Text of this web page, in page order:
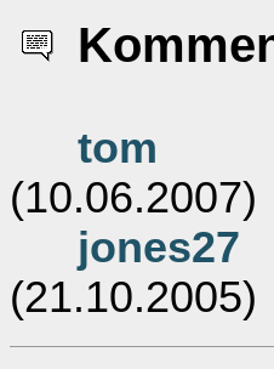
tom
(10.06.2007)
jones27
(21.10.2005)